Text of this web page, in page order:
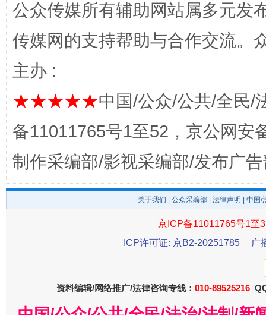
东山县通报“牛蛙产品抗生素超标问题” 法
公众传媒所有辅助网站属多元发
传媒网的支持帮助与合作交流。
主办 :
★★★★★中国/公众/公共/全民/
备11011765号1至52，京公网安
制作采编部/影视采编部/发布广
关于我们 公众采编部 法律声明 | 中国
京ICP备11011765号1至
ICP许可证: 京B2-20251785
广
资料编辑/网络推广/法律咨询专线： 010-89525216